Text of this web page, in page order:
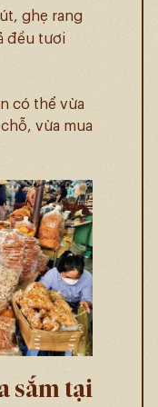
ghẹ rang
đều tươi
có thể vừa
vừa mua
sắm tại